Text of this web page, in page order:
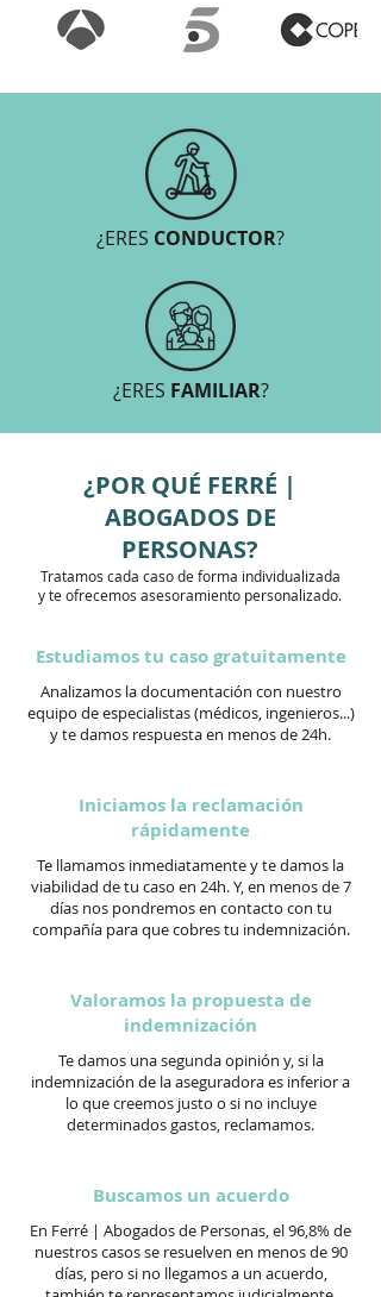
¿ERES CONDUCTOR?
¿ERES FAMILIAR?
¿POR QUÉ FERRÉ |
ABOGADOS DE
PERSONAS?
Tratamos cada caso de forma individualizada
y te ofrecemos asesoramiento personalizado.
Estudiamos tu caso gratuitamente
Analizamos la documentación con nuestro
equipo de especialistas (médicos, ingenieros...)
y te damos respuesta en menos de 24h.
Iniciamos la reclamación
rápidamente
Te llamamos inmediatamente y te damos la
viabilidad de tu caso en 24h. Y, en menos de 7
días nos pondremos en contacto con tu
compañía para que cobres tu indemnización.
Valoramos la propuesta de
indemnización
Te damos una segunda opinión y, si la
indemnización de la aseguradora es inferior a
lo que creemos justo o si no incluye
determinados gastos, reclamamos.
Buscamos un acuerdo
En Ferré | Abogados de Personas, el 96,8% de
nuestros casos se resuelven en menos de 90
días, pero si no llegamos a un acuerdo,